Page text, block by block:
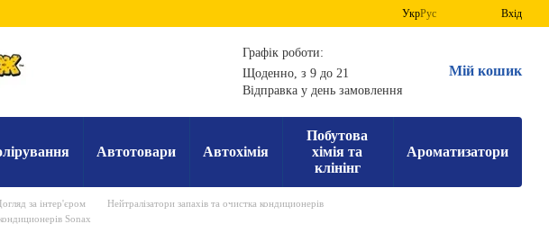
УкрРус Вхід
Графік роботи:
Щоденно, з 9 до 21
Відправка у день замовлення
Мій кошик
Автотовари Автохімія
Побутова
хімія та
клінінг
Ароматизатори
за інтер'єром
Нейтралізатори запахів та очистка кондиционерів
Sonax